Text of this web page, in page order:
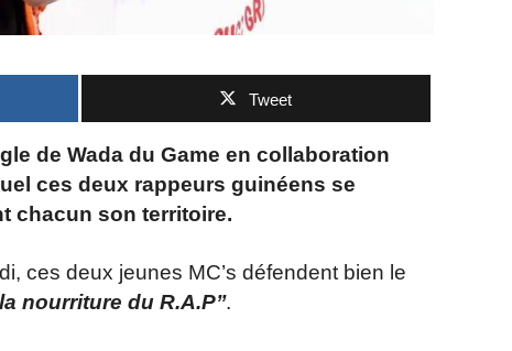
Tweet
de Wada du Game en collaboration
ces deux rappeurs guinéens se
chacun son territoire.
ces deux jeunes MC’s défendent bien le
nourriture du R.A.P’’.